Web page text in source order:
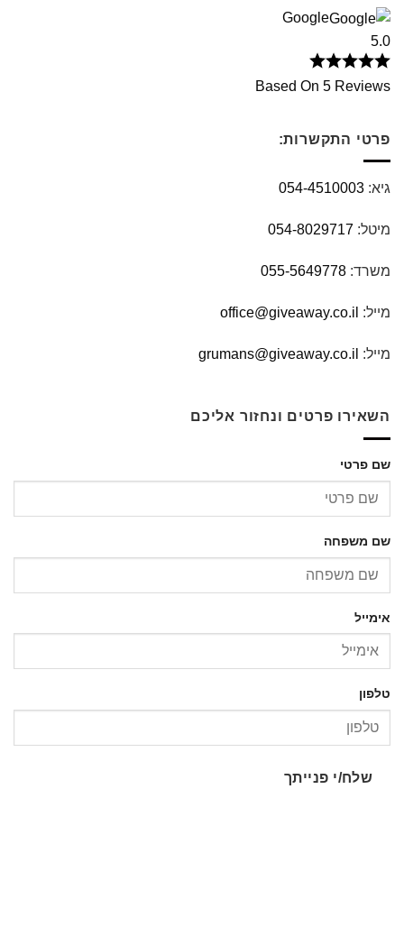
Google
5.0
Based On 5 Reviews
פרטי התקשרות:
גיא: 054-4510003
מיטל: 054-8029717
משרד: 055-5649778
מייל: office@giveaway.co.il
מייל: grumans@giveaway.co.il
השאירו פרטים ונחזור אליכם
שם פרטי
שם משפחה
אימייל
טלפון
שלח/י פנייתך